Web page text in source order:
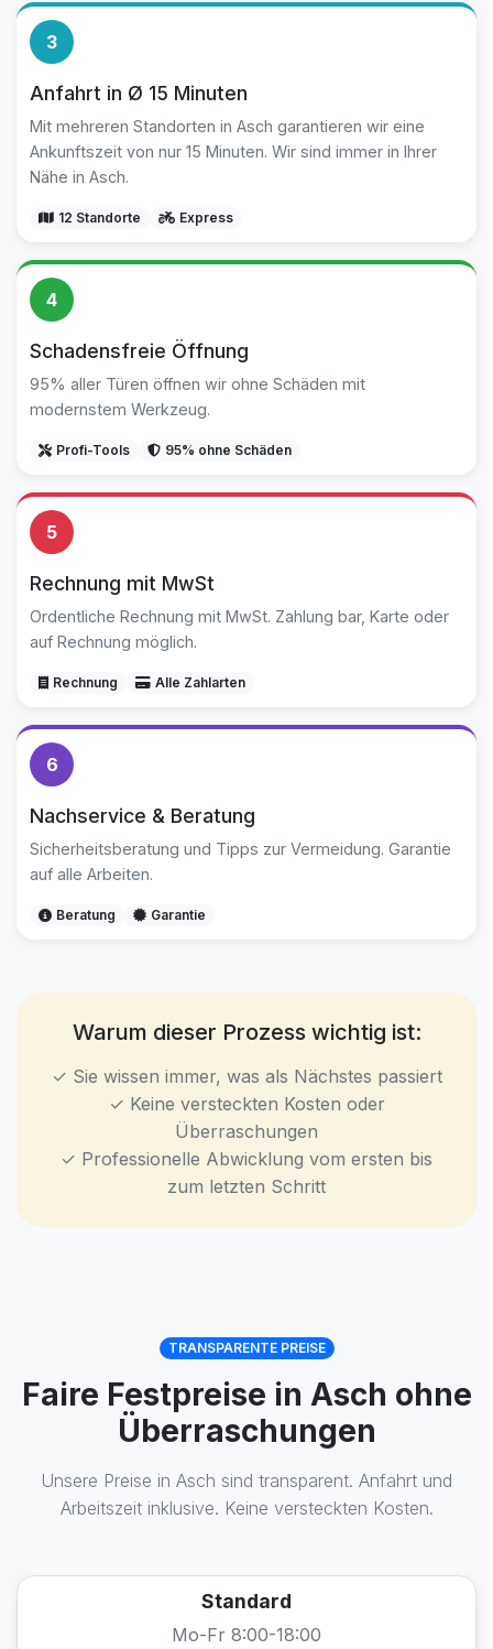
3
Anfahrt in Ø 15 Minuten
Mit mehreren Standorten in Asch garantieren wir eine
Ankunftszeit von nur 15 Minuten. Wir sind immer in Ihrer
Nähe in Asch.
12 Standorte Express
4
Schadensfreie Öffnung
95% aller Türen öffnen wir ohne Schäden mit
modernstem Werkzeug.
Profi-Tools 95% ohne Schäden
5
Rechnung mit MwSt
Ordentliche Rechnung mit MwSt. Zahlung bar, Karte oder
auf Rechnung möglich.
Rechnung Alle Zahlarten
6
Nachservice & Beratung
Sicherheitsberatung und Tipps zur Vermeidung. Garantie
auf alle Arbeiten.
Beratung Garantie
Warum dieser Prozess wichtig ist:
✓ Sie wissen immer, was als Nächstes passiert
✓ Keine versteckten Kosten oder
Überraschungen
✓ Professionelle Abwicklung vom ersten bis
zum letzten Schritt
TRANSPARENTE PREISE
Faire Festpreise in Asch ohne
Überraschungen
Unsere Preise in Asch sind transparent. Anfahrt und
Arbeitszeit inklusive. Keine versteckten Kosten.
Standard
Mo-Fr 8:00-18:00